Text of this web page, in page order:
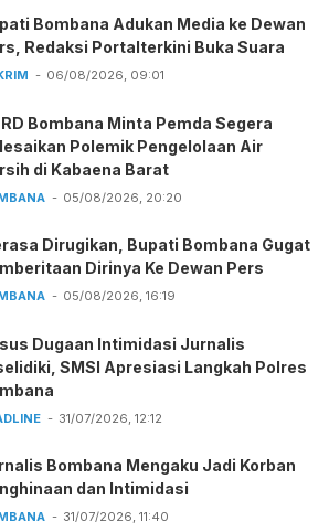
Bombana Adukan Media ke Dewan
Redaksi Portalterkini Buka Suara
06/08/2026, 09:01
Bombana Minta Pemda Segera
Polemik Pengelolaan Air
di Kabaena Barat
05/08/2026, 20:20
Dirugikan, Bupati Bombana Gugat
Dirinya Ke Dewan Pers
05/08/2026, 16:19
Dugaan Intimidasi Jurnalis
SMSI Apresiasi Langkah Polres
31/07/2026, 12:12
Bombana Mengaku Jadi Korban
dan Intimidasi
31/07/2026, 11:40